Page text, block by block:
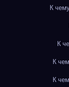
К
К
К
К